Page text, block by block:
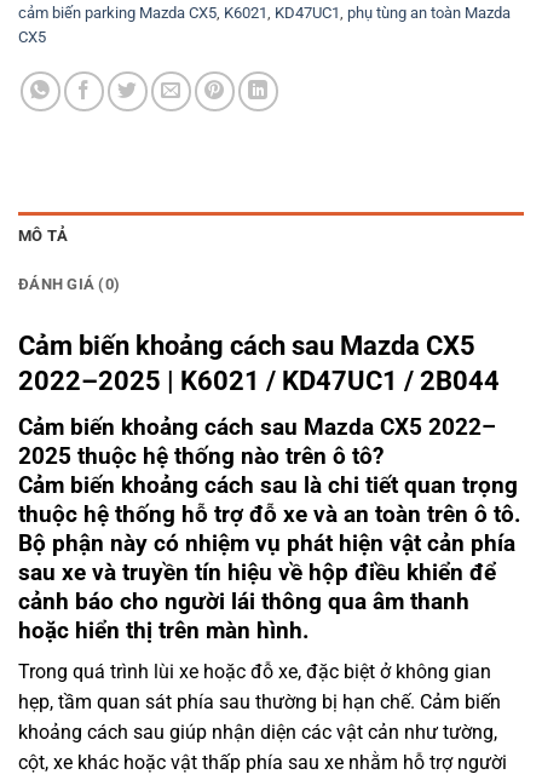
cảm biến parking Mazda CX5, K6021, KD47UC1, phụ tùng an toàn Mazda
CX5
MÔ TẢ
ĐÁNH GIÁ (0)
Cảm biến khoảng cách sau Mazda CX5
2022–2025 | K6021 / KD47UC1 / 2B044
Cảm biến khoảng cách sau Mazda CX5 2022–
2025 thuộc hệ thống nào trên ô tô?
Cảm biến khoảng cách sau là chi tiết quan trọng
thuộc hệ thống hỗ trợ đỗ xe và an toàn trên ô tô.
Bộ phận này có nhiệm vụ phát hiện vật cản phía
sau xe và truyền tín hiệu về hộp điều khiển để
cảnh báo cho người lái thông qua âm thanh
hoặc hiển thị trên màn hình.
Trong quá trình lùi xe hoặc đỗ xe, đặc biệt ở không gian
hẹp, tầm quan sát phía sau thường bị hạn chế. Cảm biến
khoảng cách sau giúp nhận diện các vật cản như tường,
cột, xe khác hoặc vật thấp phía sau xe nhằm hỗ trợ người